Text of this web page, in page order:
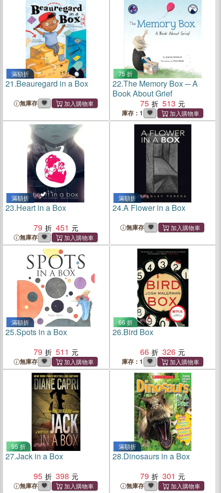
滿額折
21.Beauregard in a Box
無庫存
75 折
22.The Memory Box ─ A
Book About Grief
75
513
庫存：1
滿額折
23.Heart in a Box
79
451
無庫存
滿額折
24.A Flower in a Box
無庫存
滿額折
25.Spots in a Box
79
511
無庫存
66 折
26.Bird Box
66
326
庫存：1
95 折
27.Jack in a Box
95
398
無庫存
滿額折
28.Dinosaurs in a Box
79
301
無庫存